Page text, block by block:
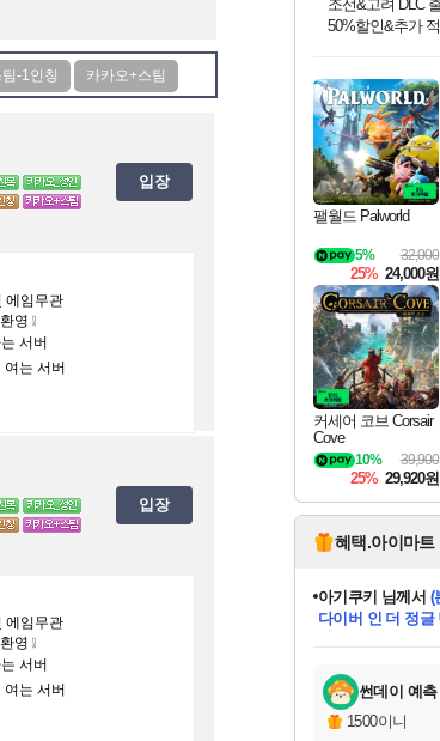
입장
에임무관
영 ❕
서버
여는 서버
입장
에임무관
영 ❕
서버
여는 서버
최대 90% 할인가
네이버혜택과 함
조선&고려 DLC
50%할인&추가
이니&베니 혜택
네이버 혜택가와
할인&네이버혜택
네이버페이 혜택
40주년 프로모션
네이버 포인트 혜
할인가에 만나보
일부 에디션 상시
혜택으로 예약 판
편안하게 충전하
팰월드 Palworld
32,000
5%
25% 24,000원
커세어 코브 Corsair
Cove
39,900
10%
25% 29,920원
혜택.아이마트
당첨되셨습니다.
아기쿠키 님께서(
당첨되셨습니다.
eksxo님께서 디
(스팀코드) 에 당첨
당첨되셨습니다.
당첨되셨습니다.
에디션 (스팀코드)
당첨되셨습니다.
당첨되셨습니다.
당첨되셨습니다.
당첨되셨습니다.
썬데이 예
1500이니